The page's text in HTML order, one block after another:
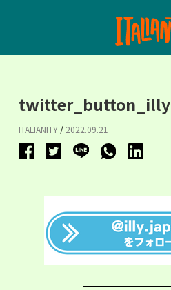
twitter_button_illy
ITALIANITY / 2022.09.21